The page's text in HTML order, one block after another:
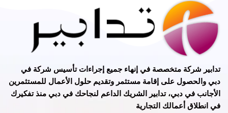
تدابير شركة متخصصة في إنهاء جميع إجراءات تأسيس شركة في
دبي و الحصول على إقامة مستثمر وتقديم حلول الأعمال للمستثمرين
الأجانب في دبي، تدابير الشريك الداعم لنجاحك في دبي منذ تفكيرك
في انطلاق أعمالك التجارية